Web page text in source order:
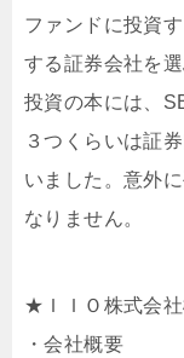
ファンドに投資
する証券会社を
投資の本には、
３つくらいは証
いました。意外
なりません。
★ＩＩＯ株式会
・会社概要